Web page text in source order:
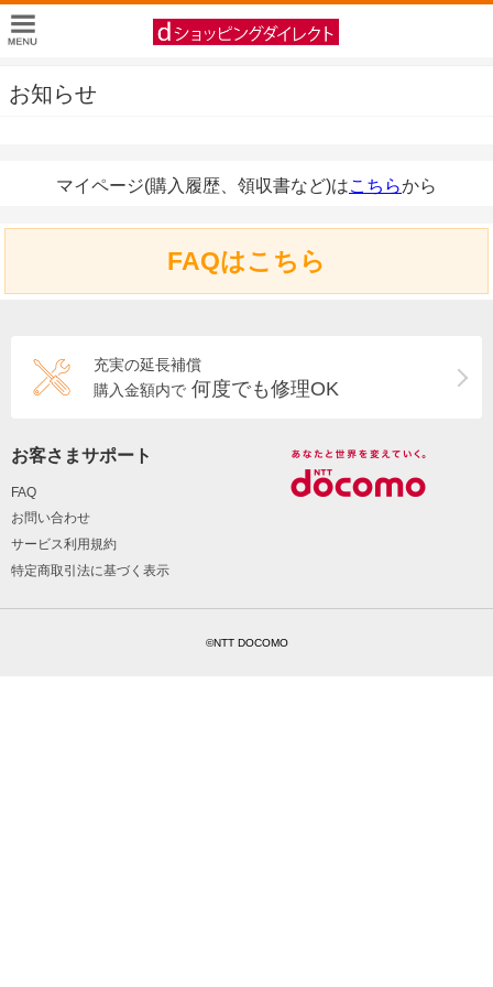
お知らせ
マイページ(購入履歴、領収書など)はこちらから
FAQはこちら
充実の延長補償
購入金額内で 何度でも修理OK
お客さまサポート
FAQ
お問い合わせ
サービス利用規約
特定商取引法に基づく表示
©NTT DOCOMO